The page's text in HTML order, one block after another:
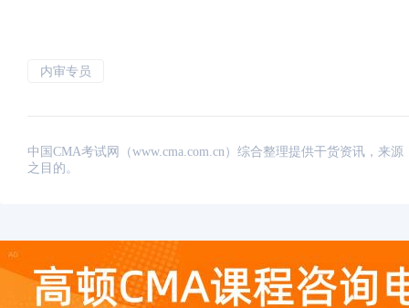
内审专员
中国CMA考试网（www.cma.com.cn）综合整理提供干货资讯，来
之目的。